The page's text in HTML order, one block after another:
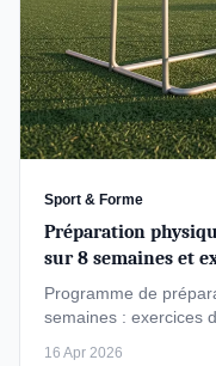
Sport & Forme
Préparation
sur 8 semaines et
Programme de
semaines : exercices
16 Apr 2026